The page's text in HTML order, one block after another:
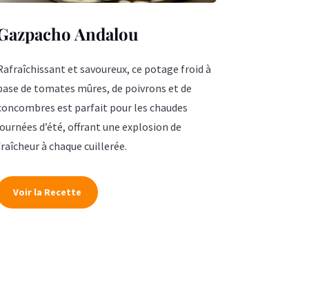
Andalou
et savoureux, ce potage froid à
de tomates mûres, de poivrons et de
est parfait pour les chaudes
d’été, offrant une explosion de
à chaque cuillerée.
Voir la Recette